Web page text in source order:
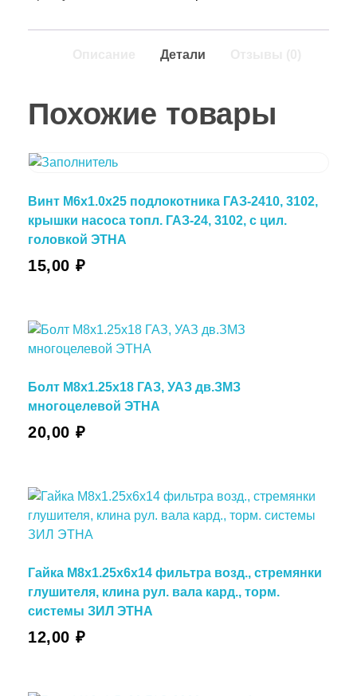
Детали
Похожие товары
Винт М6х1.0х25 подлокотника ГАЗ-2410, 3102,
крышки насоса топл. ГАЗ-24, 3102, с цил.
головкой ЭТНА
15,00 ₽
Болт М8х1.25х18 ГАЗ, УАЗ дв.ЗМЗ
многоцелевой ЭТНА
20,00 ₽
Гайка М8х1.25х6х14 фильтра возд., стремянки
глушителя, клина рул. вала кард., торм.
системы ЗИЛ ЭТНА
12,00 ₽